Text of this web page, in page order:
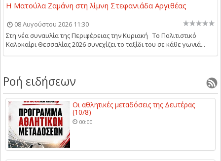
Η Ματούλα Ζαμάνη στη λίμνη Στεφανιάδα Αργιθέας
08 Αυγούστου 2026 11:30
Στη νέα συναυλία της Περιφέρειας την Κυριακή Το Πολιτιστικό
Καλοκαίρι Θεσσαλίας 2026 συνεχίζει το ταξίδι του σε κάθε γωνιά...
Ροή ειδήσεων
Οι αθλητικές μεταδόσεις της Δευτέρας
(10/8)
00:00